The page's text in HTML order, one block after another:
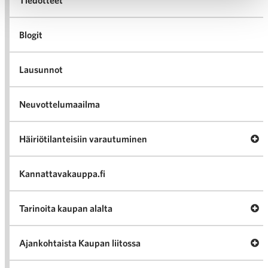
Blogit
Lausunnot
Neuvottelumaailma
Häiriötilanteisiin varautuminen
Kannattavakauppa.fi
Tarinoita kaupan alalta
Ajankohtaista Kaupan liitossa